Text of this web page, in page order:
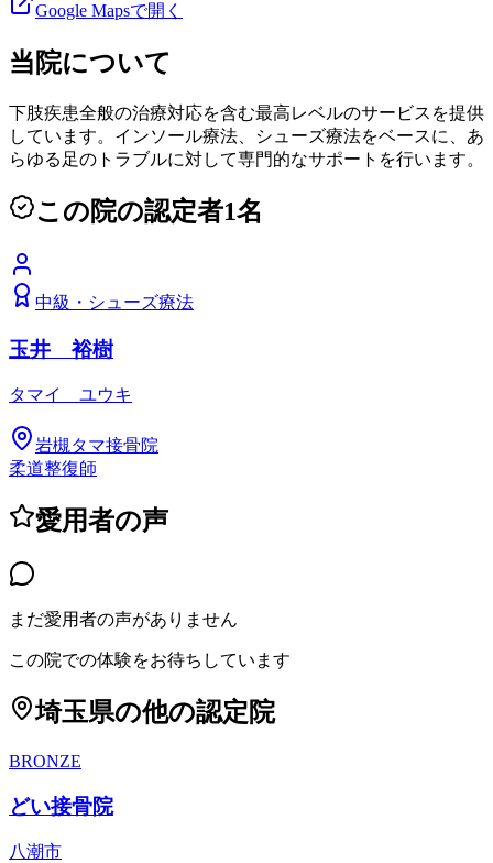
Google Mapsで開く
当院について
下肢疾患全般の治療対応を含む最高レベルのサービスを提供
しています。インソール療法、シューズ療法をベースに、あ
らゆる足のトラブルに対して専門的なサポートを行います。
この院の認定者1名
中級 ・ シューズ療法
玉井 裕樹
タマイ ユウキ
岩槻タマ接骨院
柔道整復師
愛用者の声
まだ愛用者の声がありません
この院での体験をお待ちしています
埼玉県の他の認定院
BRONZE
どい接骨院
八潮市